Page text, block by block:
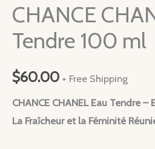
CHANCE
Tendre 100 ml
$60.00 + Free Shipping
CHANCE CHANEL Eau Tendre
La Fraîcheur et la Féminité